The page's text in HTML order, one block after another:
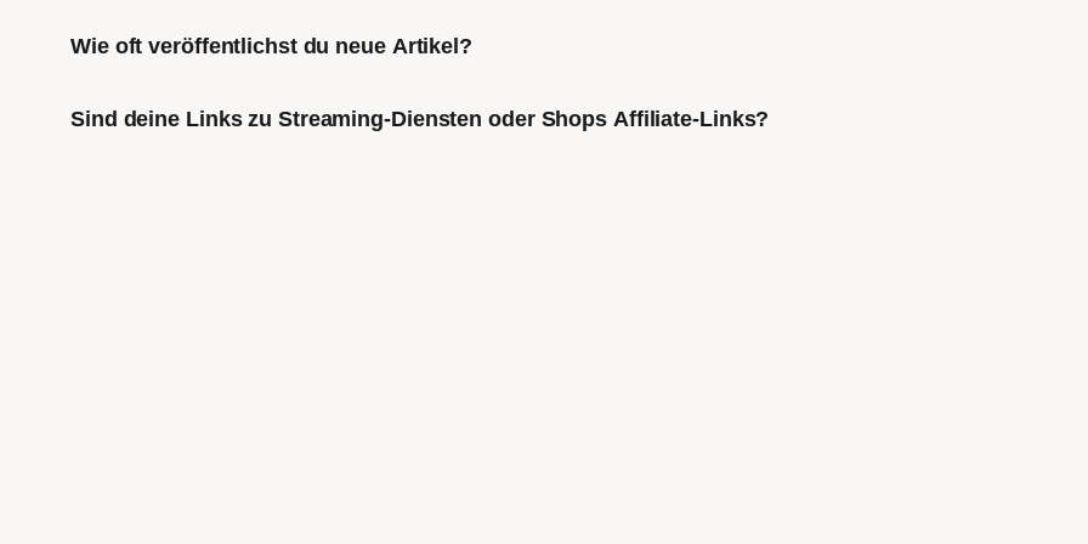
Wie oft veröffentlichst du neue Artikel?
Sind deine Links zu Streaming-Diensten oder Shops Affiliate-Links?